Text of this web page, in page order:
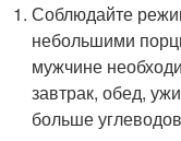
Соблюдайте
небольшими
мужчине
завтрак, обед,
больше